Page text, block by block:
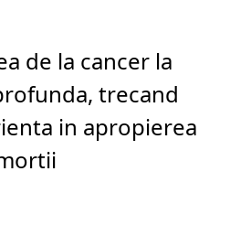
de la cancer la
trecand
in apropierea